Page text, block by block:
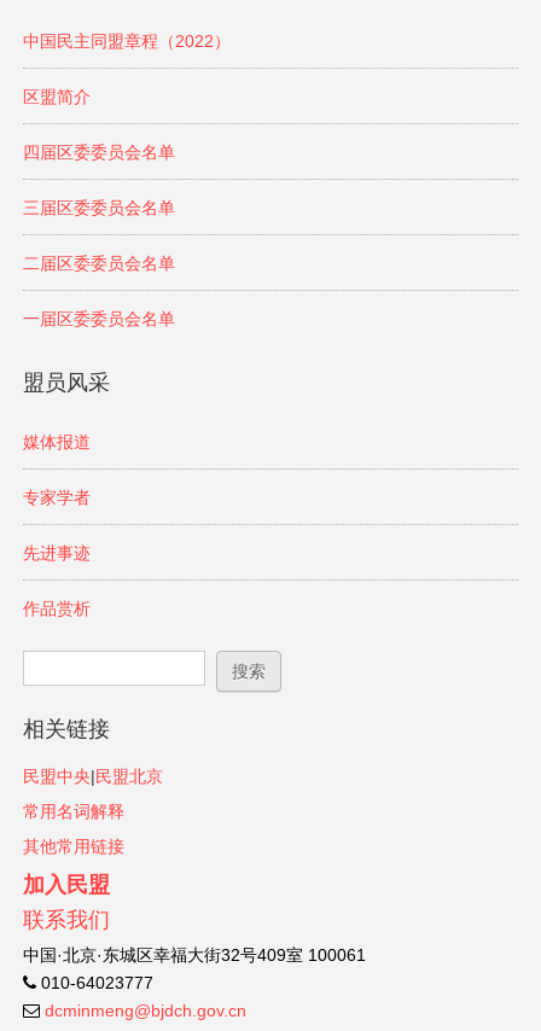
中国民主同盟章程（2022）
区盟简介
四届区委委员会名单
三届区委委员会名单
二届区委委员会名单
一届区委委员会名单
盟员风采
媒体报道
专家学者
先进事迹
作品赏析
搜索表单
搜索
相关链接
民盟中央|民盟北京
常用名词解释
其他常用链接
加入民盟
联系我们
中国·北京·东城区幸福大街32号409室 100061
010-64023777
dcminmeng@bjdch.gov.cn